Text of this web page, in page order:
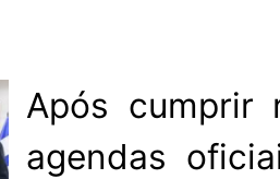
Após cumprir
agendas